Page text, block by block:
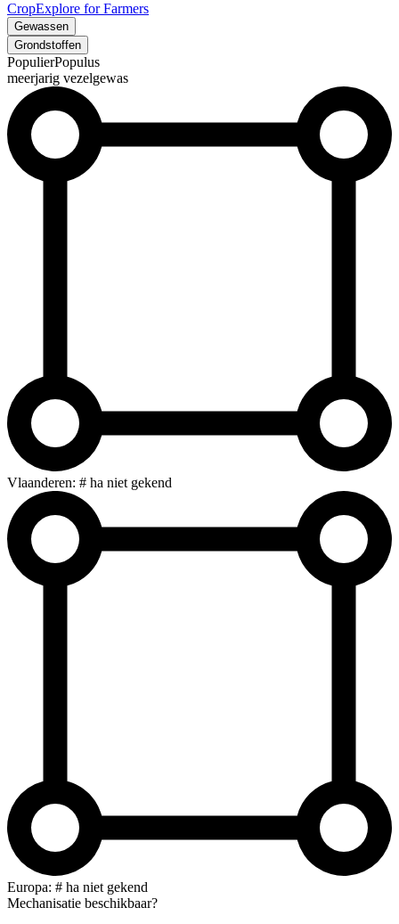
CropExplore for Farmers
Gewassen
Grondstoffen
PopulierPopulus
meerjarig vezelgewas
Vlaanderen: # ha niet gekend
Europa: # ha niet gekend
Mechanisatie beschikbaar?